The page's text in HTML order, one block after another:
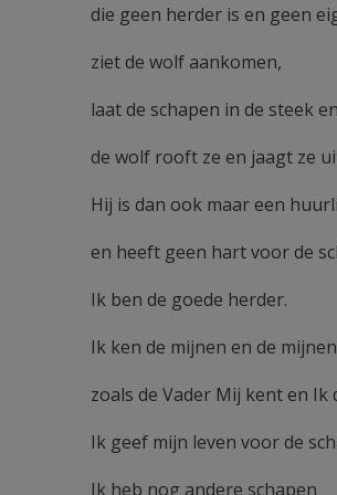
die geen herder is en geen
ziet de wolf aankomen,
laat de schapen in de steek
de wolf rooft ze en jaagt ze
Hij is dan ook maar een
en heeft geen hart voor de
Ik ben de goede herder.
Ik ken de mijnen en de
zoals de Vader Mij kent en Ik
Ik geef mijn leven voor de
Ik heb nog andere schapen